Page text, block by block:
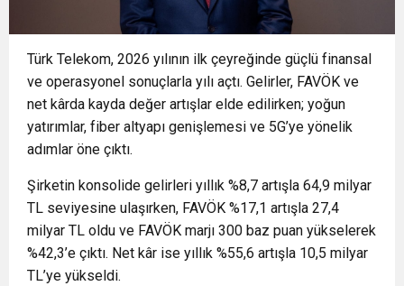
Türk Telekom, 2026 yılının ilk çeyreğinde güçlü finansal
ve operasyonel sonuçlarla yılı açtı. Gelirler, FAVÖK ve
net kârda kayda değer artışlar elde edilirken; yoğun
yatırımlar, fiber altyapı genişlemesi ve 5G’ye yönelik
adımlar öne çıktı.
Şirketin konsolide gelirleri yıllık %8,7 artışla 64,9 milyar
TL seviyesine ulaşırken, FAVÖK %17,1 artışla 27,4
milyar TL oldu ve FAVÖK marjı 300 baz puan yükselerek
%42,3’e çıktı. Net kâr ise yıllık %55,6 artışla 10,5 milyar
TL’ye yükseldi.